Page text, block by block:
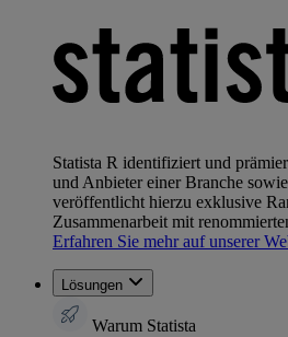
Statista R identifiziert und
und Anbieter einer Branche
veröffentlicht hierzu exklusive
Zusammenarbeit mit
Erfahren Sie mehr auf unserer
Lösungen
Warum Statista